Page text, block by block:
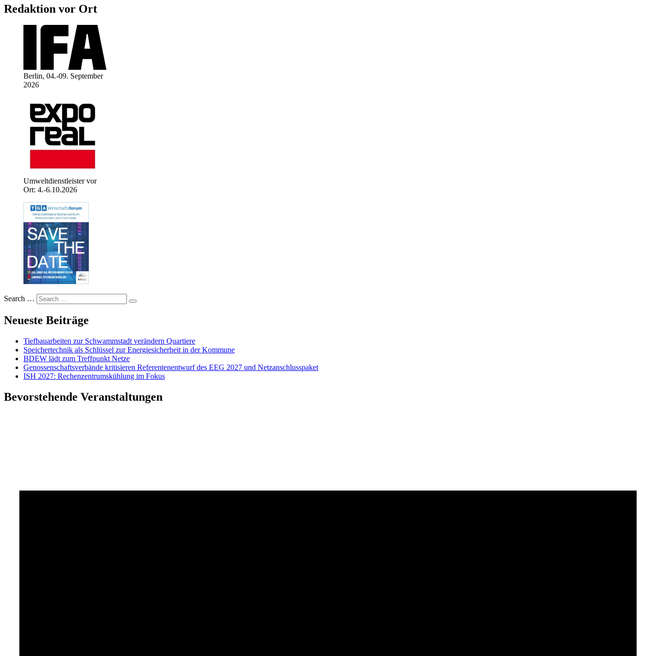
Redaktion vor Ort
Berlin, 04.-09. September
2026
Umweltdienstleister vor
Ort: 4.-6.10.2026
Search …
Neueste Beiträge
Tiefbauarbeiten zur Schwammstadt verändern Quartiere
Speichertechnik als Schlüssel zur Energiesicherheit in der Kommune
BDEW lädt zum Treffpunkt Netze
Genossenschaftsverbände kritisieren Referentenentwurf des EEG 2027 und Netzanschlusspaket
ISH 2027: Rechenzentrumskühlung im Fokus
Bevorstehende Veranstaltungen